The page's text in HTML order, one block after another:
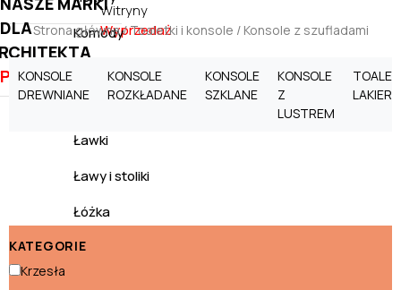
Witryny
Wyprzedaż
Komody
Kredensy
Krzesła
Ławki
Ławy i stoliki
Łóżka
Materace
DLA
PROMOCJE
Strona główna/Toaletki i konsole / Konsole z szufladami
KONSOLE
DREWNIANE
KONSOLE
ROZKŁADANE
KONSOLE
SZKLANE
KONSOLE
Z
LUSTREM
KATEGORIE
Krzesła